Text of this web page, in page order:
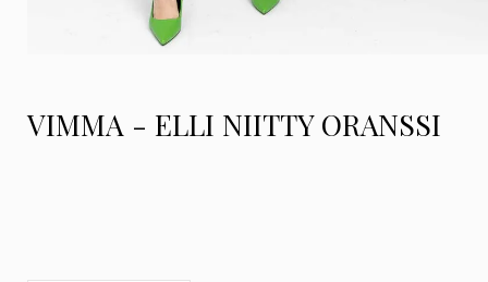
VIMMA - ELLI NIITTY ORANSSI